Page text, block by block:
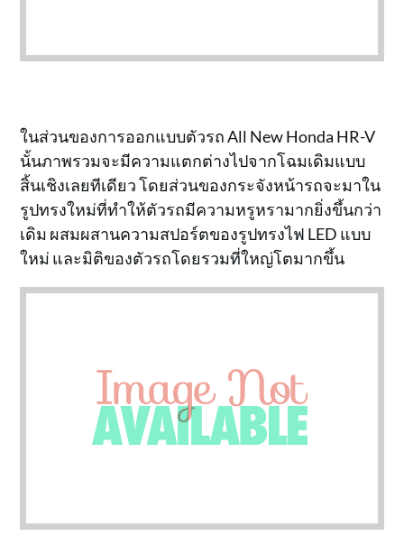
ในส่วนของการออกแบบตัวรถ All New Honda HR-V
นั้นภาพรวมจะมีความแตกต่างไปจากโฉมเดิมแบบ
สิ้นเชิงเลยทีเดียว โดยส่วนของกระจังหน้ารถจะมาใน
รูปทรงใหม่ที่ทำให้ตัวรถมีความหรูหรามากยิ่งขึ้นกว่า
เดิม ผสมผสานความสปอร์ตของรูปทรงไฟ LED แบบ
ใหม่ และมิติของตัวรถโดยรวมที่ใหญ่โตมากขึ้น